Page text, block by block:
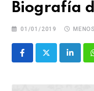
Biografía
01/01/2019